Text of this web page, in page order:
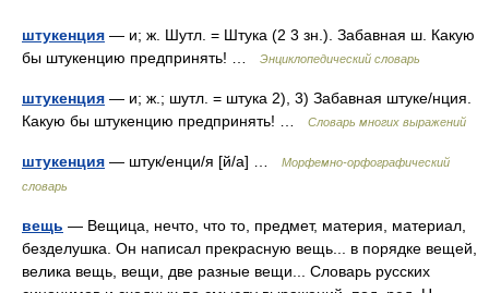
штукенция — и; ж. Шутл. = Штука (2 3 зн.). Забавная ш. Какую
бы штукенцию предпринять! …
Энциклопедический словарь
штукенция — и; ж.; шутл. = штука 2), 3) Забавная штуке/нция.
Какую бы штукенцию предпринять! …
Словарь многих выражений
штукенция — штук/енци/я [й/а] …
Морфемно-орфографический
словарь
вещь — Вещица, нечто, что то, предмет, материя, материал,
безделушка. Он написал прекрасную вещь... в порядке вещей,
велика вещь, вещи, две разные вещи... Словарь русских